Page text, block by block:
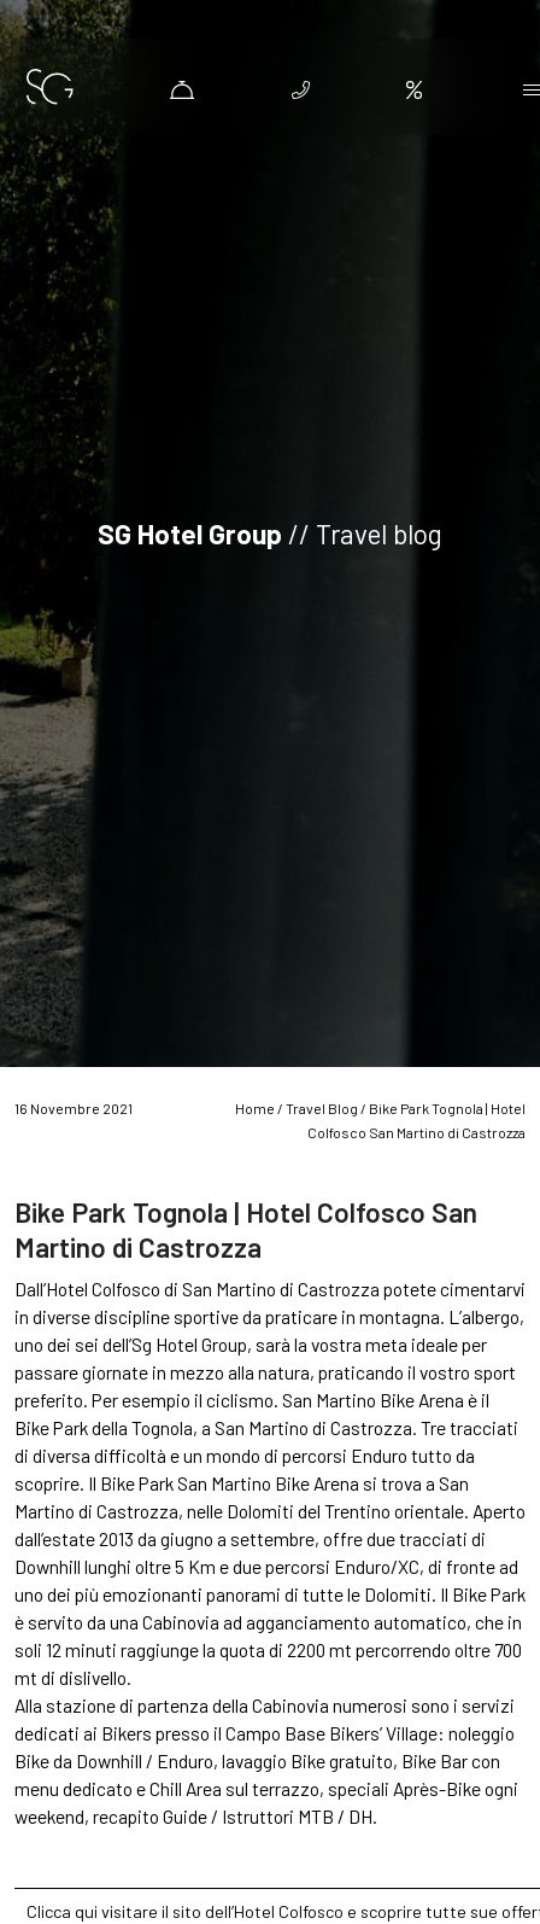
SG Hotel Group // Travel blog
16 Novembre 2021 Home / Travel Blog / Bike Park Tognola | Hotel
Colfosco San Martino di Castrozza
Bike Park Tognola | Hotel Colfosco San
Martino di Castrozza
Dall’Hotel Colfosco di San Martino di Castrozza potete cimentarvi
in diverse discipline sportive da praticare in montagna. L’albergo,
uno dei sei dell’Sg Hotel Group, sarà la vostra meta ideale per
passare giornate in mezzo alla natura, praticando il vostro sport
preferito. Per esempio il ciclismo. San Martino Bike Arena è il
Bike Park della Tognola, a San Martino di Castrozza. Tre tracciati
di diversa difficoltà e un mondo di percorsi Enduro tutto da
scoprire. Il Bike Park San Martino Bike Arena si trova a San
Martino di Castrozza, nelle Dolomiti del Trentino orientale. Aperto
dall’estate 2013 da giugno a settembre, offre due tracciati di
Downhill lunghi oltre 5 Km e due percorsi Enduro/XC, di fronte ad
uno dei più emozionanti panorami di tutte le Dolomiti. Il Bike Park
è servito da una Cabinovia ad agganciamento automatico, che in
soli 12 minuti raggiunge la quota di 2200 mt percorrendo oltre 700
mt di dislivello.
Alla stazione di partenza della Cabinovia numerosi sono i servizi
dedicati ai Bikers presso il Campo Base Bikers’ Village: noleggio
Bike da Downhill / Enduro, lavaggio Bike gratuito, Bike Bar con
menu dedicato e Chill Area sul terrazzo, speciali Après-Bike ogni
weekend, recapito Guide / Istruttori MTB / DH.
Clicca qui visitare il sito dell’Hotel Colfosco e scoprire tutte sue